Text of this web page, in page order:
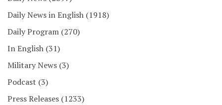
Daily News in English (1918)
Daily Program (270)
In English (31)
Military News (3)
Podcast (3)
Press Releases (1233)